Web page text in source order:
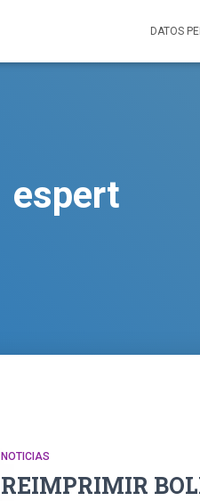
DATOS
espert
NOTICIAS
REIMPRIMIR